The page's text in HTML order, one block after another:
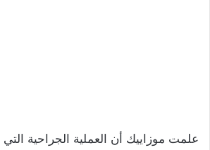
علمت موزاييك أن العملية الجراحية